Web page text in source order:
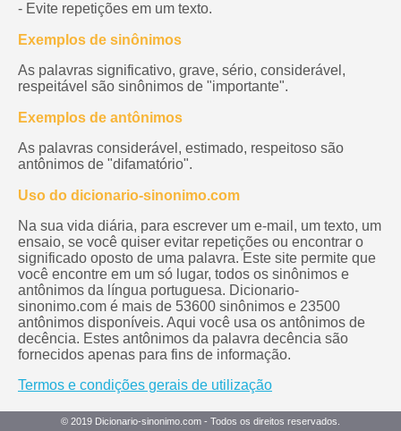
- Evite repetições em um texto.
Exemplos de sinônimos
As palavras significativo, grave, sério, considerável,
respeitável são sinônimos de "importante".
Exemplos de antônimos
As palavras considerável, estimado, respeitoso são
antônimos de "difamatório".
Uso do dicionario-sinonimo.com
Na sua vida diária, para escrever um e-mail, um texto, um
ensaio, se você quiser evitar repetições ou encontrar o
significado oposto de uma palavra. Este site permite que
você encontre em um só lugar, todos os sinônimos e
antônimos da língua portuguesa. Dicionario-
sinonimo.com é mais de 53600 sinônimos e 23500
antônimos disponíveis. Aqui você usa os antônimos de
decência. Estes antônimos da palavra decência são
fornecidos apenas para fins de informação.
Termos e condições gerais de utilização
© 2019 Dicionario-sinonimo.com - Todos os direitos reservados.